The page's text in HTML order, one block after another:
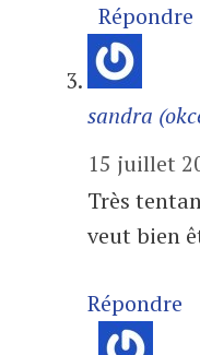
Répondre
sandra
15 juillet
Très
veut bien
Répondre